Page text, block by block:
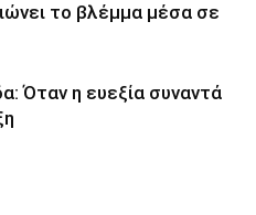
το βλέμμα μέσα σε
Όταν η ευεξία συναντά